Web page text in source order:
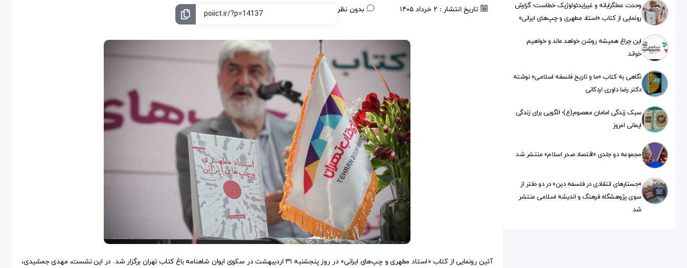
وحدت عملگرایانه و غیرایدئولوژیک خطاست؛ گزارش
رونمایی از کتاب «استاد مطهری و چپ‌های ایرانی»
این چراغ همیشه روشن خواهد ماند و خواهیم
خواند.
نگاهی به کتاب «ما و تاریخ فلسفه اسلامی» نوشته
دکتر رضا داوری اردکانی
سبک زندگی امامان معصوم(ع)؛ الگویی برای زندگی
ایمانی امروز
مجموعه دو جلدی «اقتصاد صدر اسلام» منتشر شد
«جستارهای انتقادی در فلسفه دین» در دو دفتر از
سوی پژوهشگاه فرهنگ و اندیشه اسلامی منتشر
شد
تاریخ انتشار : 2 خرداد 1405 بدون نظر
آئین رونمایی از کتاب‌ «استاد مطهری و چپ‌های ایرانی» در روز پنجشنبه ۳۱ اردیبهشت در سکوی ایوان شاهنامه باغ کتاب تهران برگزار شد. در این نشست، مهدی جمشیدی،